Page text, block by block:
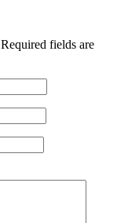
Required fields are